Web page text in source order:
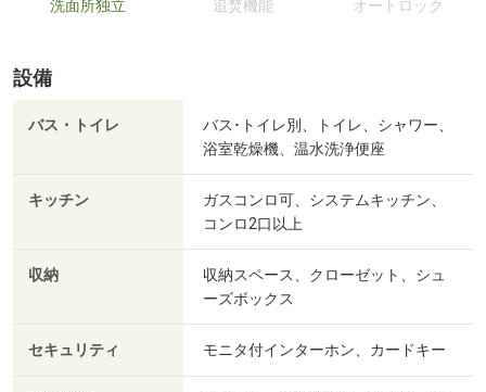
洗面所独立 追焚機能 オートロック
設備
バス・トイレ
バス･トイレ別、トイレ、シャワー、
浴室乾燥機、温水洗浄便座
キッチン
ガスコンロ可、システムキッチン、
コンロ2口以上
収納
収納スペース、クローゼット、シュ
ーズボックス
セキュリティ モニタ付インターホン、カードキー